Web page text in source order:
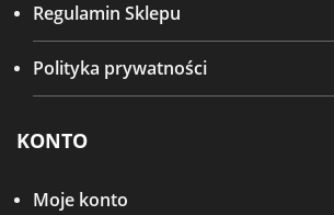
Regulamin Sklepu
Polityka prywatności
KONTO
Moje konto